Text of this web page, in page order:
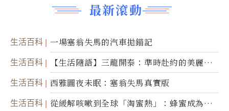
最新滾動
生活百科 一場塞翁失馬的汽車拋錨記
生活百科
【生活隨語】三龍開泰：準時赴約的美麗震
撼
生活百科 西雅圖夜未眠：塞翁失馬真實版
生活百科
從緩解咳嗽到全球「淘蜜熱」：蜂蜜成為健